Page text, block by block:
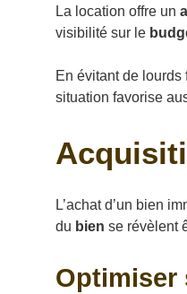
La location offre un
visibilité sur le
En évitant de lourds
situation favorise
L’achat d’un bien
du bien se révèlent
Optimiser